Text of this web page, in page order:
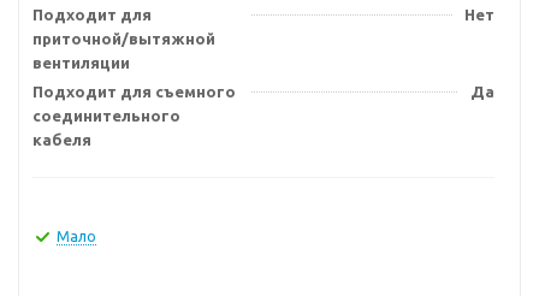
Подходит для
приточной/вытяжной
вентиляции
Нет
Подходит для съемного
соединительного
кабеля
Да
Мало